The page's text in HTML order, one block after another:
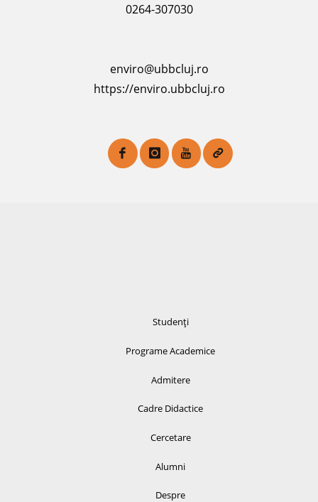
0264-307030
enviro@ubbcluj.ro
https://enviro.ubbcluj.ro
Studenți
Programe Academice
Admitere
Cadre Didactice
Cercetare
Alumni
Despre